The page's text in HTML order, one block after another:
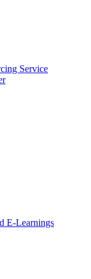
Service
E-Learnings